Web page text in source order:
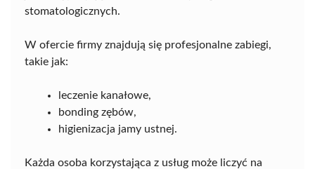
stomatologicznych.
W ofercie firmy znajdują się profesjonalne zabiegi,
takie jak:
leczenie kanałowe,
bonding zębów,
higienizacja jamy ustnej.
Każda osoba korzystająca z usług może liczyć na